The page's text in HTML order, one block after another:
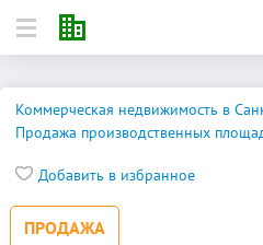
Коммерческая недвижимость в
Продажа производственных
Добавить в избранное
ПРОДАЖА